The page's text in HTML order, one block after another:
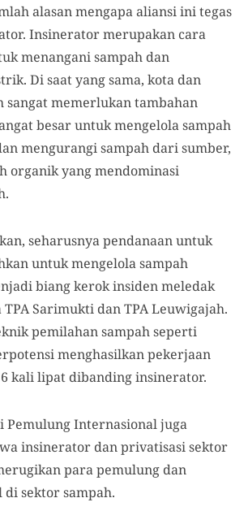
alasan mengapa aliansi ini tegas
Insinerator merupakan cara
menangani sampah dan
Di saat yang sama, kota dan
sangat memerlukan tambahan
besar untuk mengelola sampah
mengurangi sampah dari sumber,
organik yang mendominasi
seharusnya pendanaan untuk
untuk mengelola sampah
biang kerok insiden meledak
Sarimukti dan TPA Leuwigajah.
pemilahan sampah seperti
menghasilkan pekerjaan
kali lipat dibanding insinerator.
Pemulung Internasional juga
insinerator dan privatisasi sektor
para pemulung dan
sektor sampah.